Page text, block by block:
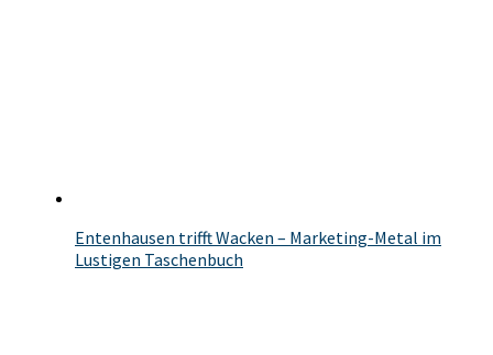
Entenhausen trifft Wacken – Marketing-Metal im
Lustigen Taschenbuch